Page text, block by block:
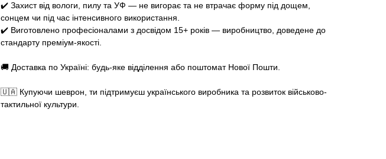
✔️ Захист від вологи, пилу та УФ — не вигорає та не втрачає форму під дощем,
сонцем чи під час інтенсивного використання.
✔️ Виготовлено професіоналами з досвідом 15+ років — виробництво, доведене до
стандарту преміум-якості.
🚚 Доставка по Україні: будь-яке відділення або поштомат Нової Пошти.
🇺🇦 Купуючи шеврон, ти підтримуєш українського виробника та розвиток військово-
тактильної культури.